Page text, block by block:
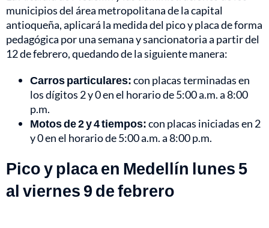
municipios del área metropolitana de la capital
antioqueña, aplicará la medida del pico y placa de forma
pedagógica por una semana y sancionatoria a partir del
12 de febrero, quedando de la siguiente manera:
Carros particulares:con placas terminadas en
los dígitos 2 y 0 en el horario de 5:00 a.m. a 8:00
p.m.
Motos de 2 y 4 tiempos:con placas iniciadas en 2
y 0 en el horario de 5:00 a.m. a 8:00 p.m.
Pico y placa en Medellín lunes 5
al viernes 9 de febrero